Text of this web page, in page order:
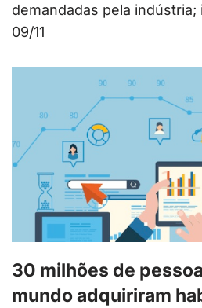
demandadas pela
09/11
30 milhões de
mundo adquiriram